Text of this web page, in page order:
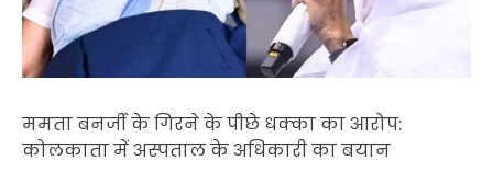
ममता बनर्जी के गिरने के पीछे धक्का का आरोप:
कोलकाता में अस्पताल के अधिकारी का बयान